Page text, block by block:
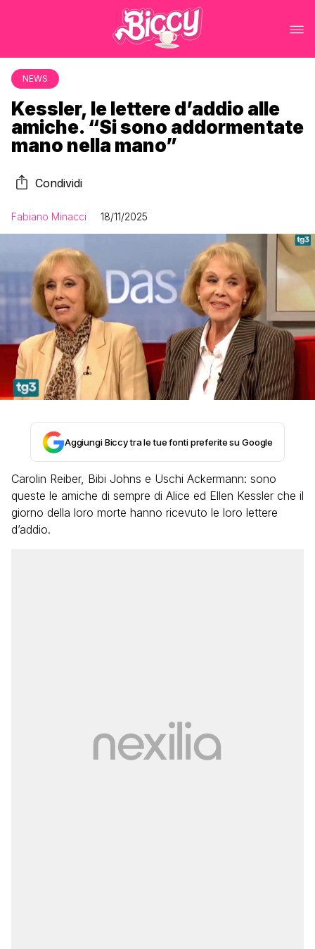
NEWS
Kessler, le lettere d’addio alle
amiche. “Si sono addormentate
mano nella mano”
Condividi
Fabiano Minacci 18/11/2025
Aggiungi Biccy tra le tue fonti preferite su Google
Carolin Reiber, Bibi Johns e Uschi Ackermann: sono
queste le amiche di sempre di Alice ed Ellen Kessler che il
giorno della loro morte hanno ricevuto le loro lettere
d’addio.